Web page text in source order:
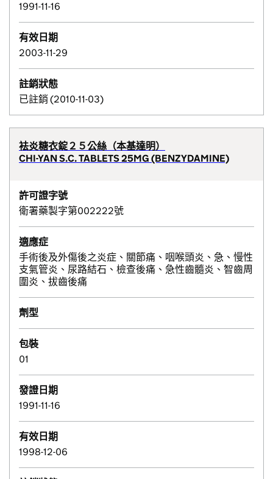
1991-11-16
有效日期
2003-11-29
註銷狀態
已註銷 (2010-11-03)
袪炎糖衣錠２５公絲（本基達明）
CHI-YAN S.C. TABLETS 25MG (BENZYDAMINE)
許可證字號
衛署藥製字第002222號
適應症
手術後及外傷後之炎症、關節痛、咽喉頭炎、急、慢性
支氣管炎、尿路結石、檢查後痛、急性齒髓炎、智齒周
圍炎、拔齒後痛
劑型
包裝
01
發證日期
1991-11-16
有效日期
1998-12-06